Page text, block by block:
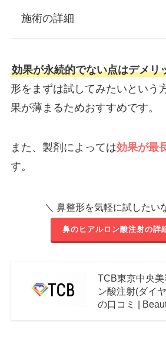
施術の詳細
効果が永続的でない点はデメリ
形をまずは試してみたいという
果が薄まるためおすすめです。
また、製剤によっては効果が最
す。
＼ 鼻整形を気軽に試したい
鼻のヒアルロン酸注射の詳
TCB東京中央
ン酸注射(ダイ
の口コミ |